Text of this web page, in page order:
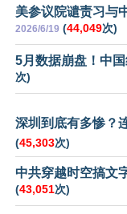
美参议院谴责习与
2026/6/19 (44,049次)
5月数据崩盘！中
次)
深圳到底有多惨？
(45,303次)
中共穿越时空搞文
(43,051次)